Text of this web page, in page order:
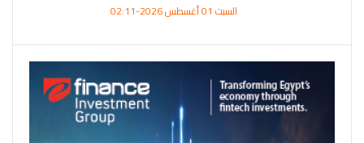
السبت 01 أغسطس 2026-02:11